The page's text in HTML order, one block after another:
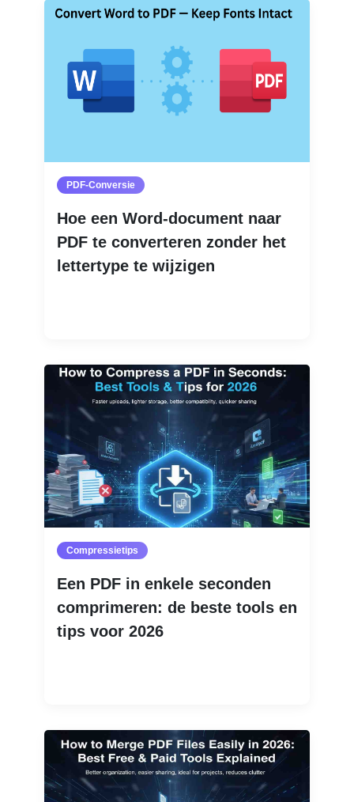
PDF-Conversie
Hoe een Word-document naar
PDF te converteren zonder het
lettertype te wijzigen
Compressietips
Een PDF in enkele seconden
comprimeren: de beste tools en
tips voor 2026